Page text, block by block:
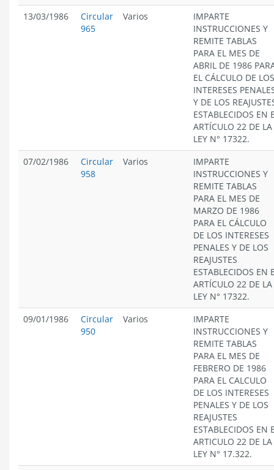
13/03/1986
Circular
965
Varios
IMPARTE
INSTRUCCIONES Y
REMITE TABLAS
PARA EL MES DE
ABRIL DE 1986
EL CÁLCULO DE LOS
INTERESES
Y DE LOS
ESTABLECIDOS EN
ARTÍCULO 22 DE LA
LEY N° 17322.
07/02/1986
Circular
958
Varios
IMPARTE
INSTRUCCIONES Y
REMITE TABLAS
PARA EL MES DE
MARZO DE 1986
PARA EL CÁLCULO
DE LOS INTERESES
PENALES Y DE LOS
REAJUSTES
ESTABLECIDOS EN
ARTÍCULO 22 DE LA
LEY N° 17322.
09/01/1986
Circular
950
Varios
IMPARTE
INSTRUCCIONES Y
REMITE TABLAS
PARA EL MES DE
FEBRERO DE 1986
PARA EL CALCULO
DE LOS INTERESES
PENALES Y DE LOS
REAJUSTES
ESTABLECIDOS EN
ARTICULO 22 DE LA
LEY N° 17.322.